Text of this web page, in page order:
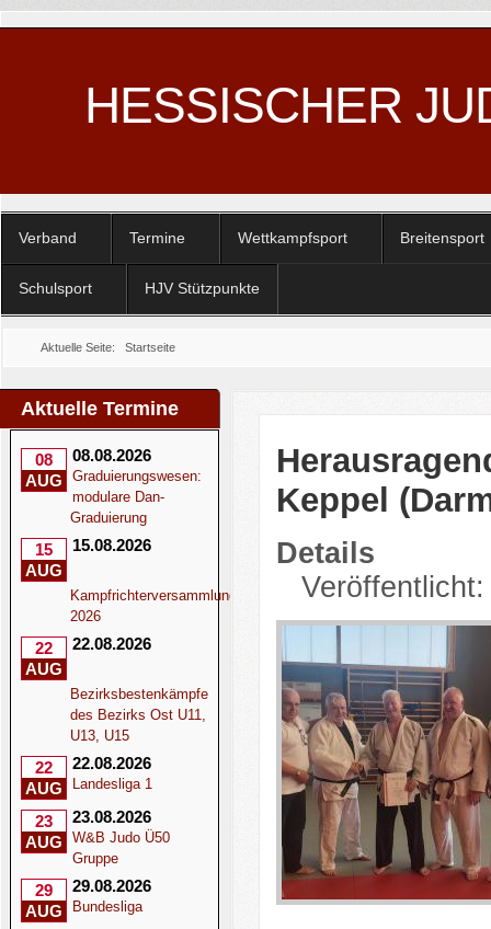
HESSISCHER
Verband Termine Wettkampfsport Breitensport
Schulsport HJV Stützpunkte
Aktuelle Seite: Startseite
Aktuelle Termine
08
AUG
08.08.2026
Graduierungswesen:
modulare Dan-
Graduierung
15
AUG
15.08.2026
Kampfrichterversammlung
2026
22
AUG
22.08.2026
Bezirksbestenkämpfe
des Bezirks Ost U11,
U13, U15
22
AUG
22.08.2026
Landesliga 1
23
AUG
23.08.2026
W&B Judo Ü50
Gruppe
29
AUG
29.08.2026
Bundesliga
Keppel
Details